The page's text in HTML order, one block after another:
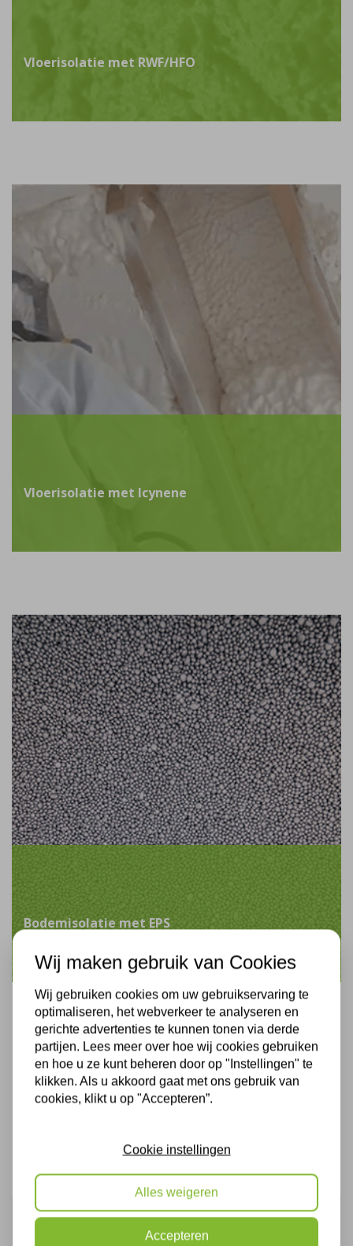
Vloerisolatie met RWF/HFO
Vloerisolatie met Icynene
Bodemisolatie met EPS
Klant beoordeling
Wij maken gebruik van Cookies
Wij gebruiken cookies om uw gebruikservaring te
optimaliseren, het webverkeer te analyseren en
gerichte advertenties te kunnen tonen via derde
partijen. Lees meer over hoe wij cookies gebruiken
en hoe u ze kunt beheren door op "Instellingen" te
klikken. Als u akkoord gaat met ons gebruik van
cookies, klikt u op "Accepteren”.
Cookie instellingen
Alles weigeren
Accepteren